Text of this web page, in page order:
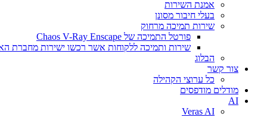
אמנת השירות
בעלי חיבור מסונן
שירות תמיכה מרחוק
פורטל התמיכה של Chaos V-Ray Enscape
שירות ותמיכה ללקוחות אשר רכשו ישירות מחברת
הבלוג
צור קשר
כל ערוצי הקהילה
מודלים מודפסים
AI
Veras AI